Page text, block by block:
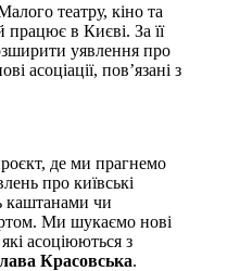
театру, кіно та
в Києві. За її
уявлення про
асоціації, пов’язані з
де ми прагнемо
про київські
каштанами чи
Ми шукаємо нові
асоціюються з
Красовська.